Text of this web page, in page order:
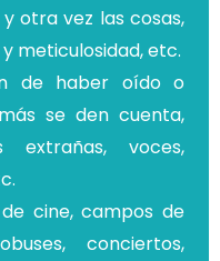
otra vez las cosas,
meticulosidad, etc.
de haber oído o
se den cuenta,
extrañas, voces,
cine, campos de
conciertos,